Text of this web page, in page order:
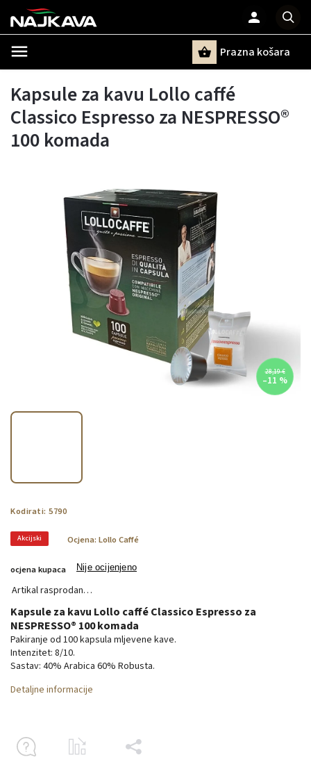
Prazna košara
Kapsule za kavu Lollo caffé
Classico Espresso za NESPRESSO®
100 komada
28,19 €
–11 %
Kodirati: 5790
Akcijski
ocjena kupaca Nije ocijenjeno
Ocjena: Lollo Caffé
Artikal rasprodan…
Kapsule za kavu Lollo caffé Classico Espresso za
NESPRESSO® 100 komada
Pakiranje od 100 kapsula mljevene kave.
Intenzitet: 8/10.
Sastav: 40% Arabica 60% Robusta.
Detaljne informacije